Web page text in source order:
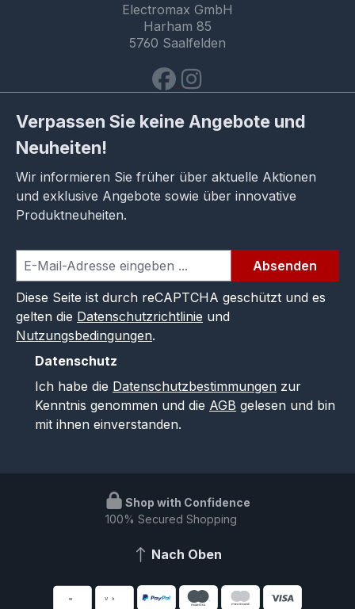
Electromax GmbH
Harham 85
5760 Saalfelden
Verpassen Sie keine Angebote und
Neuheiten!
Wir informieren Sie früher über aktuelle Aktionen
und exklusive Angebote sowie über innovative
Produktneuheiten.
Absenden
Diese Seite ist durch reCAPTCHA geschützt und es
gelten die Datenschutzrichtlinie und
Nutzungsbedingungen.
Datenschutz
Ich habe die Datenschutzbestimmungen zur
Kenntnis genommen und die AGB gelesen und bin
mit ihnen einverstanden.
Shop with Confidence
100% Secured Shopping
Nach Oben